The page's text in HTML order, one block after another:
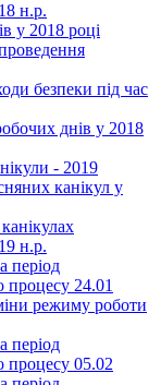
н.р.
у 2018 році
безпеки під час
днів у 2018
- 2019
канікул у
н.р.
період
процесу 24.01
режиму роботи
період
процесу 05.02